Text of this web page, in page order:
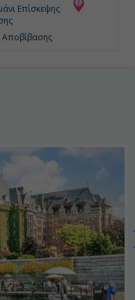
22:00
Ημέρα 7η
Η.Π.Α.
08:00
18:00
Επίσκεψης
Αποβίβασης